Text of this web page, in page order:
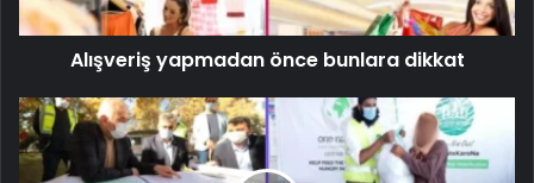
Alışveriş yapmadan önce bunlara dikkat